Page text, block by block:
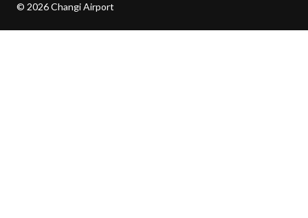
© 2026 Changi Airport